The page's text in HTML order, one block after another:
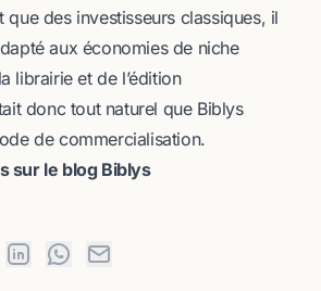
des investisseurs classiques, il
aux économies de niche
librairie et de l’édition
donc tout naturel que Biblys
de commercialisation.
sur le blog Biblys